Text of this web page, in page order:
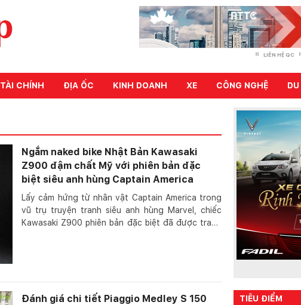
LIÊN HỆ QC
TÀI CHÍNH ĐỊA ỐC KINH DOANH XE CÔNG NGHỆ
Ngắm naked bike Nhật Bản Kawasaki
Z900 đậm chất Mỹ với phiên bản đặc
biệt siêu anh hùng Captain America
Lấy cảm hứng từ nhân vật Captain America trong
vũ trụ truyện tranh siêu anh hùng Marvel, chiếc
Kawasaki Z900 phiên bản đặc biệt đã được trang
Đánh giá chi tiết Piaggio Medley S 150
TIÊU ĐIỂM